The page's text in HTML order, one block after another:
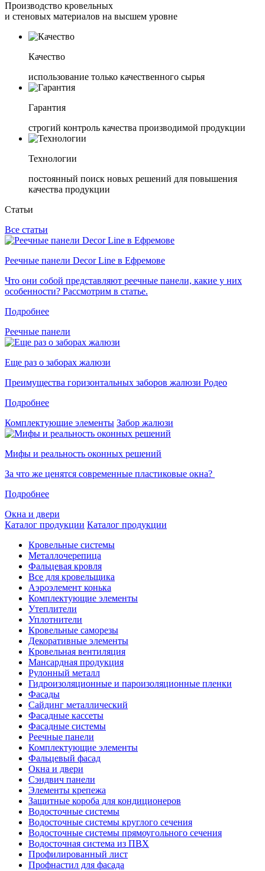
Производство кровельных
и стеновых материалов на высшем уровне
Качество
использование только качественного сырья
Гарантия
строгий контроль качества производимой продукции
Технологии
постоянный поиск новых решений для повышения
качества продукции
Статьи
Все статьи
Реечные панели Decor Line в Ефремове
Что они собой представляют реечные панели, какие у них
особенности? Рассмотрим в статье.
Подробнее
Реечные панели
Еще раз о заборах жалюзи
Преимущества горизонтальных заборов жалюзи Родео
Подробнее
Комплектующие элементы Забор жалюзи
Мифы и реальность оконных решений
За что же ценятся современные пластиковые окна?
Подробнее
Окна и двери
Каталог продукции Каталог продукции
Кровельные системы
Металлочерепица
Фальцевая кровля
Все для кровельщика
Аэроэлемент конька
Комплектующие элементы
Утеплители
Уплотнители
Кровельные саморезы
Декоративные элементы
Кровельная вентиляция
Мансардная продукция
Рулонный металл
Гидроизоляционные и пароизоляционные пленки
Фасады
Сайдинг металлический
Фасадные кассеты
Фасадные системы
Реечные панели
Комплектующие элементы
Фальцевый фасад
Окна и двери
Сэндвич панели
Элементы крепежа
Защитные короба для кондиционеров
Водосточные системы
Водосточные системы круглого сечения
Водосточные системы прямоугольного сечения
Водосточная система из ПВХ
Профилированный лист
Профнастил для фасада